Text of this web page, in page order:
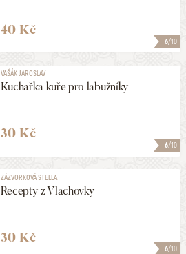
6/10
40 Kč
6/10
VAŠÁK JAROSLAV
Kuchařka kuře pro labužníky
30 Kč
6/10
ZÁZVORKOVÁ STELLA
Recepty z Vlachovky
30 Kč